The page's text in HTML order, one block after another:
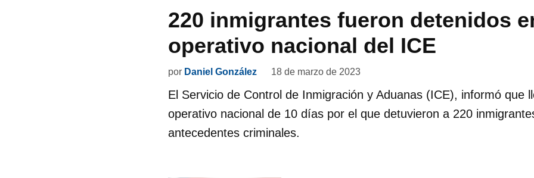
220 inmigrantes fueron detenidos
operativo nacional del ICE
por Daniel González 18 de marzo de 2023
El Servicio de Control de Inmigración y Aduanas (ICE), informó que
operativo nacional de 10 días por el que detuvieron a 220
antecedentes criminales.